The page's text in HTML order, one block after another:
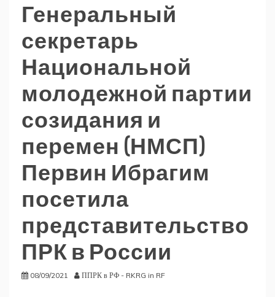
Генеральный
секретарь
Национальной
молодежной партии
созидания и
перемен (НМСП)
Первин Ибрагим
посетила
представительство
ПРК в России
08/09/2021 ППРК в РФ - RKRG in RF